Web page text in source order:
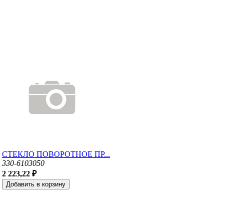
СТЕКЛО ПОВОРОТНОЕ ПР...
330-6103050
2 223,22 ₽